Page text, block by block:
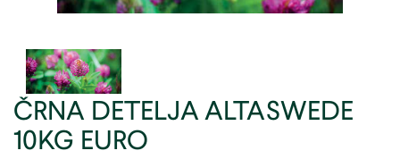
ČRNA DETELJA ALTASWEDE
10KG EURO